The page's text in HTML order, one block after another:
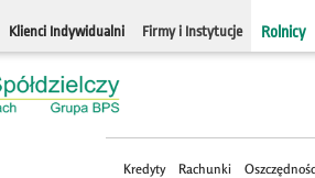
Klienci Indywidualni Firmy i Instytucje Rolnicy
Kredyty Rachunki